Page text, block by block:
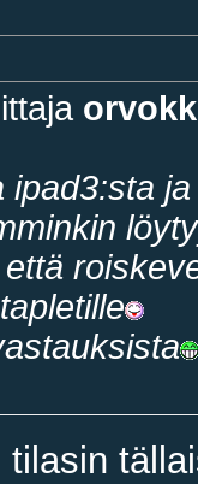
ipad3:sta